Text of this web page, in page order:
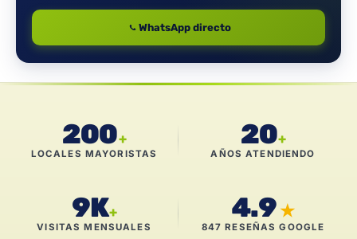
WhatsApp directo
200+
LOCALES MAYORISTAS
20+
AÑOS ATENDIENDO
9K+
VISITAS MENSUALES
4.9 ★
847 RESEÑAS GOOGLE